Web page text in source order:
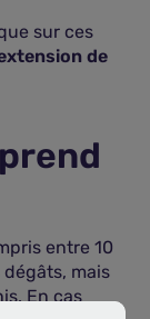
sur ces
de
entre 10
mais
En cas